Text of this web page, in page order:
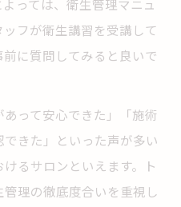
っては、衛生管理マニュ
フが衛生講習を受講して
に質問してみると良いで
って安心できた」「施術
きた」といった声が多い
るサロンといえます。ト
理の徹底度合いを重視し